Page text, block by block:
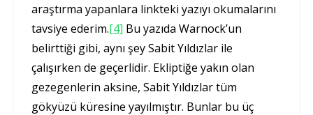
araştırma yapanlara linkteki yazıyı okumalarını
tavsiye ederim.[4] Bu yazıda Warnock’un
belirttiği gibi, aynı şey Sabit Yıldızlar ile
çalışırken de geçerlidir. Ekliptiğe yakın olan
gezegenlerin aksine, Sabit Yıldızlar tüm
gökyüzü küresine yayılmıştır. Bunlar bu üç